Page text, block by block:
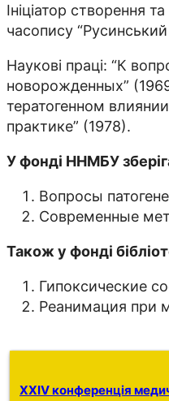
Ініціатор створення
часопису
Наукові праці: “К
новорожденных”
тератогенном
практике” (1978).
У фонді ННМБУ
Вопросы
Современные
Також у фонді
Гипоксические
Реанимация при
XXIV конференція